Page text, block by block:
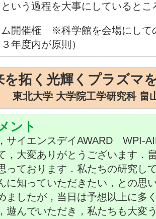
いう過程を大事にしているとこ
ム開催権 ※科学館を会場にして
３年度内が原則）
を拓く光輝くプラズマ
東北大学 大学院工学研究科 畠
ント
サイエンスデイAWARD WPI-
，大変ありがとうございます．
っております．私たちの研究し
に知っていただきたい，との思
ましたが，当日は予想以上に多
遊んでいただき，私たちも大変